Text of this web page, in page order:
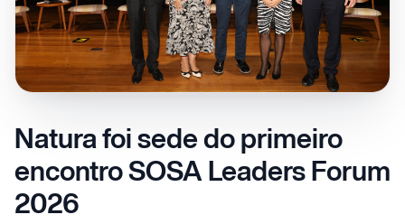
Natura foi sede do primeiro
encontro SOSA Leaders Forum
2026